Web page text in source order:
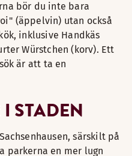
bör du inte bara
(äppelvin) utan också
inklusive Handkäs
Würstchen (korv). Ett
är att ta en
STADEN
särskilt på
parkerna en mer lugn